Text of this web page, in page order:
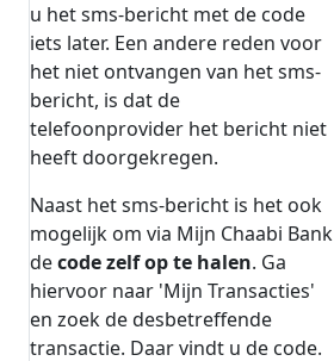
u het sms-bericht met de code
iets later. Een andere reden voor
het niet ontvangen van het sms-
bericht, is dat de
telefoonprovider het bericht niet
heeft doorgekregen.
Naast het sms-bericht is het ook
mogelijk om via Mijn Chaabi Bank
decode zelf op te halen. Ga
hiervoor naar 'Mijn Transacties'
en zoek de desbetreffende
transactie. Daar vindt u de code.